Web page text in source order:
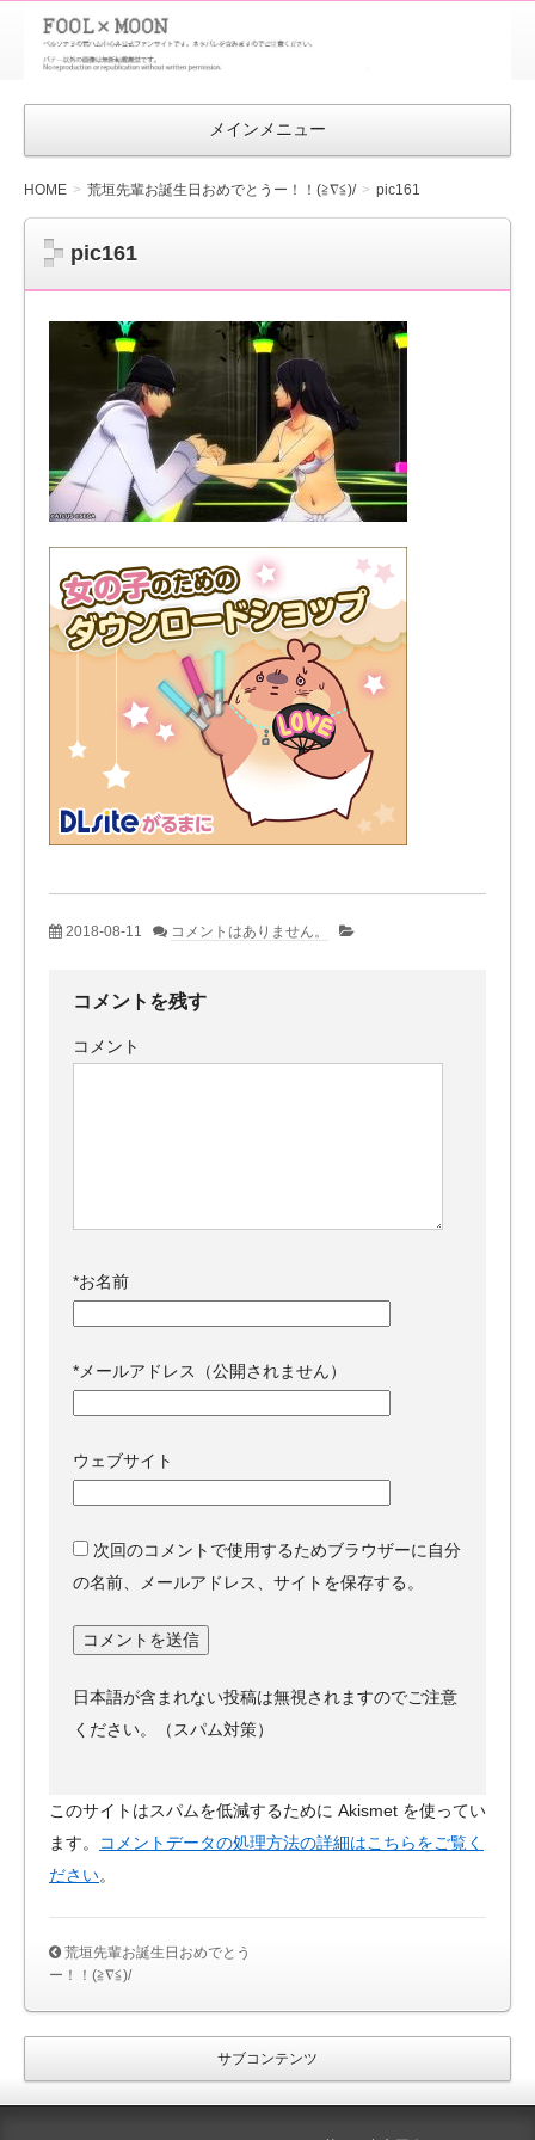
FOOL×MOON
｜ペルソナ
3 荒ハム中
メインメニュー
HOME 荒垣先輩お誕生日おめでとうー！！(≧∇≦)/ pic161
pic161
2018-08-11 コメントはありません。
コメントを残す
コメント
*お名前
* メールアドレス（公開されません）
ウェブサイト
次回のコメントで使用するためブラウザーに自分
の名前、メールアドレス、サイトを保存する。
日本語が含まれない投稿は無視されますのでご注意
ください。（スパム対策）
このサイトはスパムを低減するために Akismet を使ってい
ます。
コメントデータの処理方法の詳細はこちらをご覧く
ださい。
荒垣先輩お誕生日おめでとう
ー！！(≧∇≦)/
サブコンテンツ